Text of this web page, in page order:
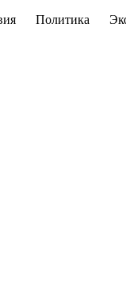
Политика